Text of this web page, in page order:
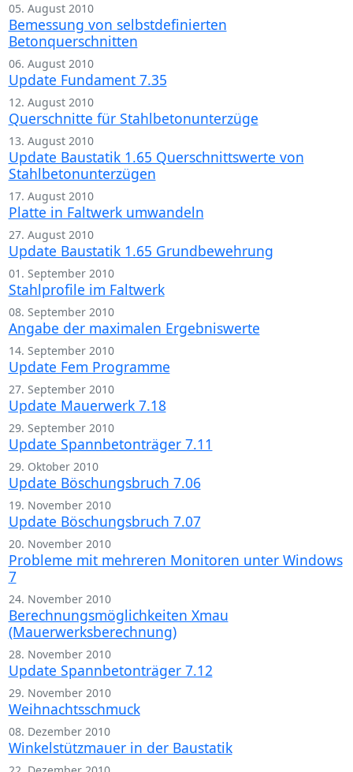
05. August 2010
Bemessung von selbstdefinierten
Betonquerschnitten
06. August 2010
Update Fundament 7.35
12. August 2010
Querschnitte für Stahlbetonunterzüge
13. August 2010
Update Baustatik 1.65 Querschnittswerte von
Stahlbetonunterzügen
17. August 2010
Platte in Faltwerk umwandeln
27. August 2010
Update Baustatik 1.65 Grundbewehrung
01. September 2010
Stahlprofile im Faltwerk
08. September 2010
Angabe der maximalen Ergebniswerte
14. September 2010
Update Fem Programme
27. September 2010
Update Mauerwerk 7.18
29. September 2010
Update Spannbetonträger 7.11
29. Oktober 2010
Update Böschungsbruch 7.06
19. November 2010
Update Böschungsbruch 7.07
20. November 2010
Probleme mit mehreren Monitoren unter Windows
7
24. November 2010
Berechnungsmöglichkeiten Xmau
(Mauerwerksberechnung)
28. November 2010
Update Spannbetonträger 7.12
29. November 2010
Weihnachtsschmuck
08. Dezember 2010
Winkelstützmauer in der Baustatik